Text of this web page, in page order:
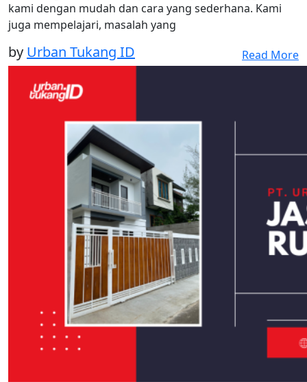
kami dengan mudah dan cara yang sederhana. Kami
juga mempelajari, masalah yang
by Urban Tukang ID Read More